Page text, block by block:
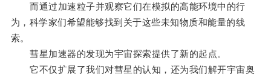
而通过加速粒子并观察它们在模拟的高能环境中的行
为，科学家们希望能够找到关于这些未知物质和能量的线
索。
彗星加速器的发现为宇宙探索提供了新的起点。
它不仅扩展了我们对彗星的认知，还为我们解开宇宙奥